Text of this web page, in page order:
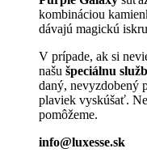
kombináciou
dávajú magickú
V prípade, ak si
našu špeciálnu
daný, nevyzdobený
plaviek vyskúšať.
pomôžeme.
info@luxesse.sk